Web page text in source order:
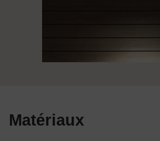
Matériaux